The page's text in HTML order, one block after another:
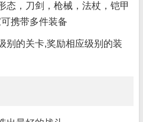
态，刀剑，枪械，法杖，铠甲
携带多件装备
别的关卡,奖励相应级别的装